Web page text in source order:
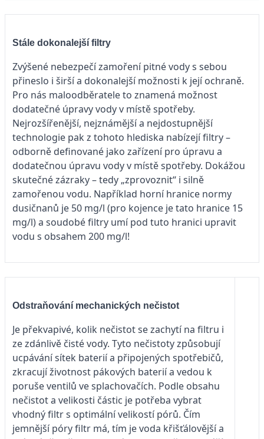
Stále dokonalejší filtry
Zvýšené nebezpečí zamoření pitné vody s sebou
přineslo i širší a dokonalejší možnosti k její ochraně.
Pro nás maloodběratele to znamená možnost
dodatečné úpravy vody v místě spotřeby.
Nejrozšířenější, nejznámější a nejdostupnější
technologie pak z tohoto hlediska nabízejí filtry –
odborně definované jako zařízení pro úpravu a
dodatečnou úpravu vody v místě spotřeby. Dokážou
skutečné zázraky – tedy „zprovoznit“ i silně
zamořenou vodu. Například horní hranice normy
dusičnanů je 50 mg/l (pro kojence je tato hranice 15
mg/l) a soudobé filtry umí pod tuto hranici upravit
vodu s obsahem 200 mg/l!
Odstraňování mechanických nečistot
Je překvapivé, kolik nečistot se zachytí na filtru i
ze zdánlivě čisté vody. Tyto nečistoty způsobují
ucpávání sítek baterií a připojených spotřebičů,
zkracují životnost pákových baterií a vedou k
poruše ventilů ve splachovačích. Podle obsahu
nečistot a velikosti částic je potřeba vybrat
vhodný filtr s optimální velikostí pórů. Čím
jemnější póry filtr má, tím je voda křišťálovější a